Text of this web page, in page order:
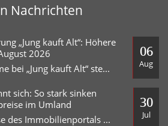
Nachrichten
06
Aug
„Jung kauft Alt“: Höhere
2026
Kreditsumme bei „Jung kauft Alt“ steigt deutlich auf 140.000 Euro
30
Jul
sich: So stark sinken
im Umland
Eine Analyse des Immobilienportals immowelt für die 15 größten Städte